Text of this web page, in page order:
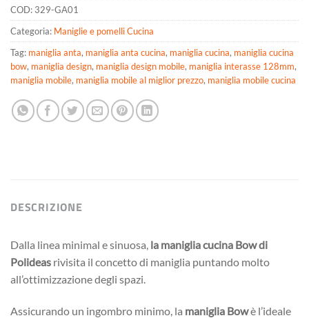
COD: 329-GA01
Categoria: Maniglie e pomelli Cucina
Tag: maniglia anta, maniglia anta cucina, maniglia cucina, maniglia cucina
bow, maniglia design, maniglia design mobile, maniglia interasse 128mm,
maniglia mobile, maniglia mobile al miglior prezzo, maniglia mobile cucina
DESCRIZIONE
Dalla linea minimal e sinuosa, la maniglia cucina Bow di
Polideas rivisita il concetto di maniglia puntando molto
all’ottimizzazione degli spazi.
Assicurando un ingombro minimo, la maniglia Bowè l’ideale